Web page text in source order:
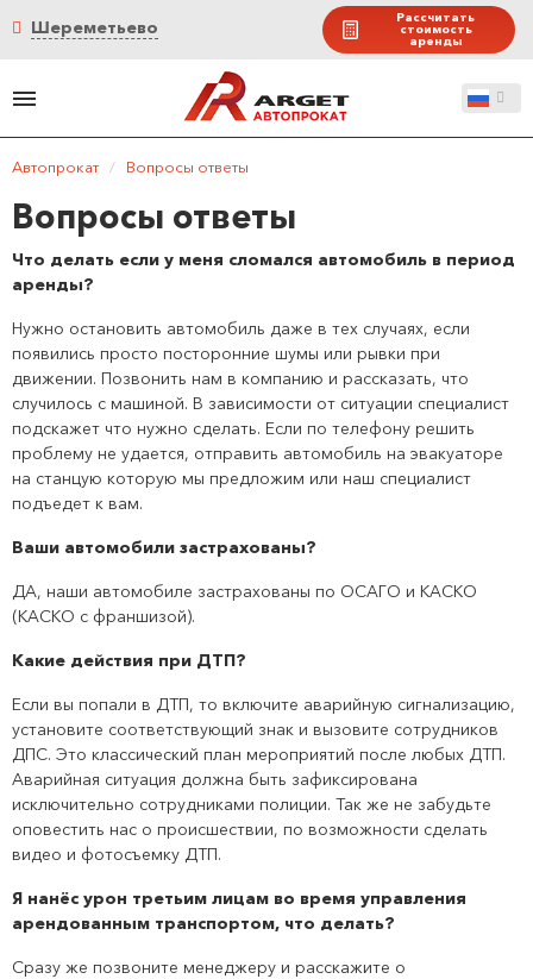
Шереметьево Рассчитать
стоимость
аренды
Автопрокат / Вопросы ответы
Вопросы ответы
Что делать если у меня сломался автомобиль в период
аренды?
Нужно остановить автомобиль даже в тех случаях, если
появились просто посторонние шумы или рывки при
движении. Позвонить нам в компанию и рассказать, что
случилось с машиной. В зависимости от ситуации специалист
подскажет что нужно сделать. Если по телефону решить
проблему не удается, отправить автомобиль на эвакуаторе
на станцую которую мы предложим или наш специалист
подъедет к вам.
Ваши автомобили застрахованы?
ДА, наши автомобиле застрахованы по ОСАГО и КАСКО
(КАСКО с франшизой).
Какие действия при ДТП?
Если вы попали в ДТП, то включите аварийную сигнализацию,
установите соответствующий знак и вызовите сотрудников
ДПС. Это классический план мероприятий после любых ДТП.
Аварийная ситуация должна быть зафиксирована
исключительно сотрудниками полиции. Так же не забудьте
оповестить нас о происшествии, по возможности сделать
видео и фотосъемку ДТП.
Я нанёс урон третьим лицам во время управления
арендованным транспортом, что делать?
Сразу же позвоните менеджеру и расскажите о